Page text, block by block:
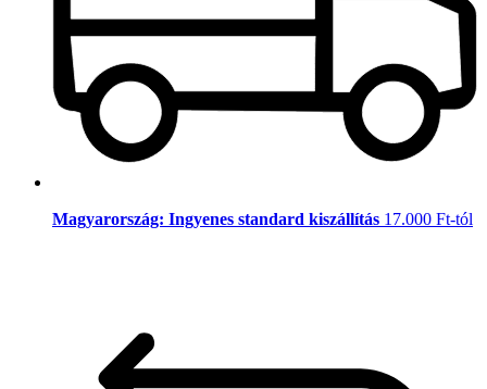
Magyarország: Ingyenes standard kiszállítás 17.000 Ft-tól